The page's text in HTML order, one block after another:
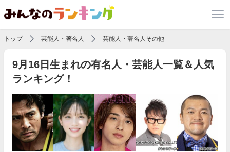
トップ 芸能人・著名人 芸能人・著名人その他
9月16日生まれの有名人・芸能人一覧＆人気
ランキング！